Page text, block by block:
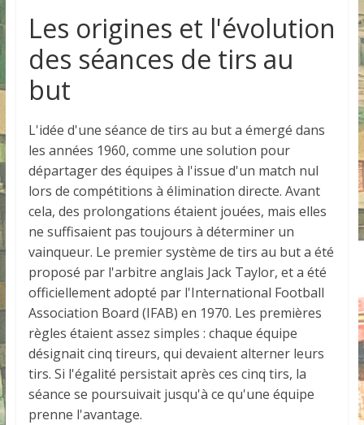
Les origines et l'évolution
des séances de tirs au
but
L'idée d'une séance de tirs au but a émergé dans
les années 1960, comme une solution pour
départager des équipes à l'issue d'un match nul
lors de compétitions à élimination directe. Avant
cela, des prolongations étaient jouées, mais elles
ne suffisaient pas toujours à déterminer un
vainqueur. Le premier système de tirs au but a été
proposé par l'arbitre anglais Jack Taylor, et a été
officiellement adopté par l'International Football
Association Board (IFAB) en 1970. Les premières
règles étaient assez simples : chaque équipe
désignait cinq tireurs, qui devaient alterner leurs
tirs. Si l'égalité persistait après ces cinq tirs, la
séance se poursuivait jusqu'à ce qu'une équipe
prenne l'avantage.